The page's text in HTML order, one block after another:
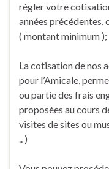
régler votre
années précédentes,
( montant minimum );
La cotisation de nos
pour l’Amicale,
ou partie des frais
proposées au cours
visites de sites ou
.. )